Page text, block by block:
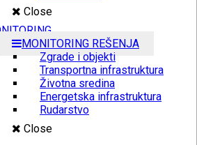
Close
MONITORING REŠENJA
Zgrade i objekti
Transportna infrastruktura
Životna sredina
Energetska infrastruktura
Rudarstvo
Close